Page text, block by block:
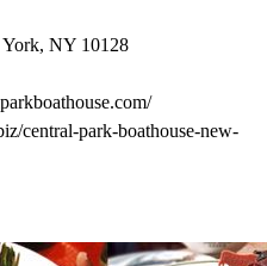
NY 10128
central-park-boathouse-new-